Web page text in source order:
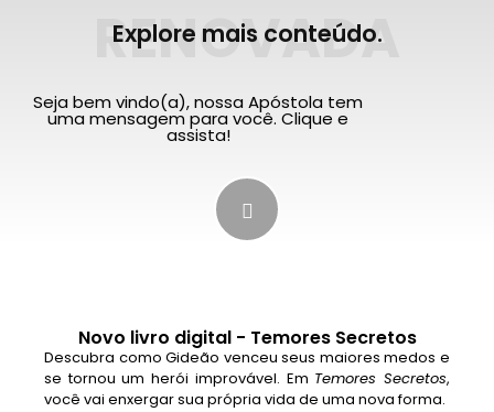
RENOVADA
Explore mais conteúdo.
Seja bem vindo(a), nossa Apóstola tem
uma mensagem para você. Clique e
assista!
Novo livro digital - Temores Secretos
Descubra como Gideão venceu seus maiores medos e
se tornou um herói improvável. Em Temores Secretos,
você vai enxergar sua própria vida de uma nova forma.